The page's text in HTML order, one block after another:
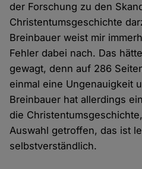
der Forschung zu den
Christentumsgeschichte
Breinbauer weist mir
Fehler dabei nach. Das
gewagt, denn auf 286
einmal eine Ungenauigkeit
Breinbauer hat allerdings
die
Auswahl getroffen, das ist
selbstverständlich.